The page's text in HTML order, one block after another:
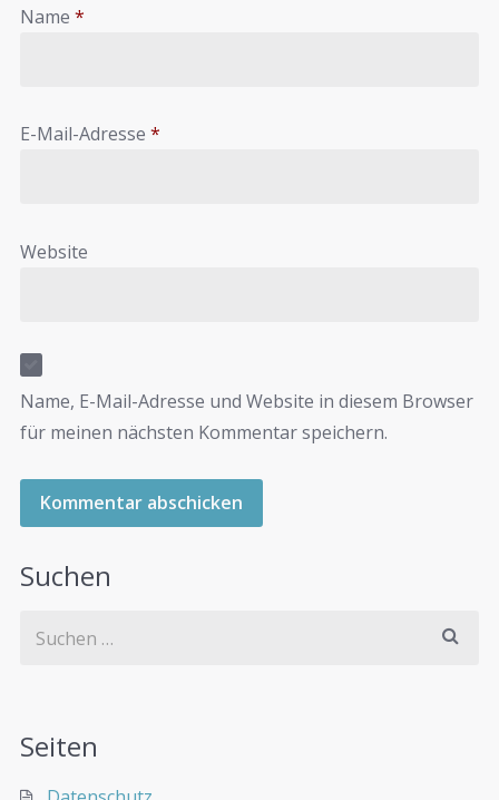
Name *
E-Mail-Adresse *
Website
Name, E-Mail-Adresse und Website in diesem Browser
für meinen nächsten Kommentar speichern.
Suchen
Seiten